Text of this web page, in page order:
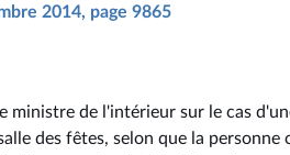
2014, page 9865
de l'intérieur sur le cas
des fêtes, selon que la personne